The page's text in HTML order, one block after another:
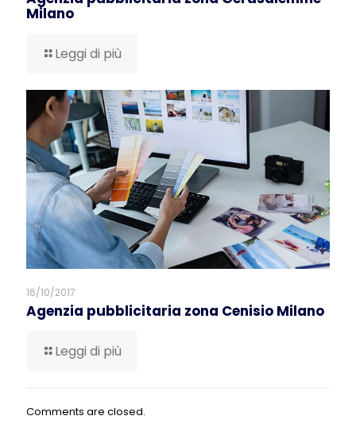
Milano
Leggi di più
16/10/2017
Agenzia pubblicitaria zona Cenisio Milano
Leggi di più
Comments are closed.